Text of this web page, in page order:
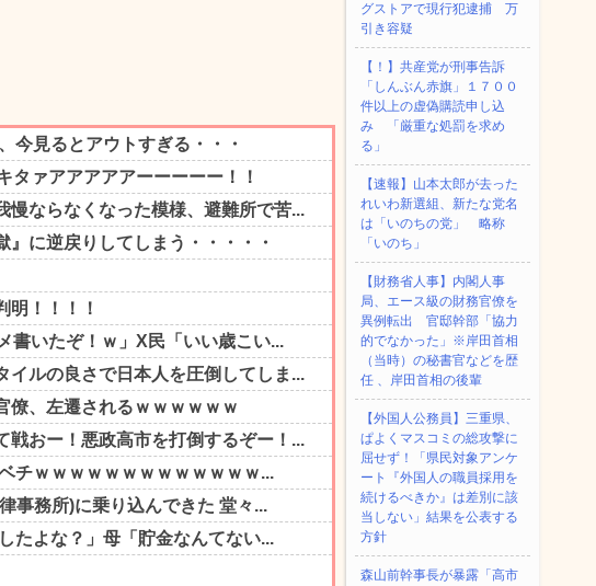
グストアで現行犯逮捕 万
引き容疑
【！】共産党が刑事告訴
「しんぶん赤旗」１７００
件以上の虚偽購読申し込
み 「厳重な処罰を求め
る」
【速報】山本太郎が去った
れいわ新選組、新たな党名
は「いのちの党」 略称
「いのち」
【財務省人事】内閣人事
局、エース級の財務官僚を
異例転出 官邸幹部「協力
的でなかった」※岸田首相
（当時）の秘書官などを歴
任 、岸田首相の後輩
【外国人公務員】三重県、
ぱよくマスコミの総攻撃に
屈せず！「県民対象アンケ
ート『外国人の職員採用を
続けるべきか』は差別に該
当しない」結果を公表する
方針
森山前幹事長が暴露「高市